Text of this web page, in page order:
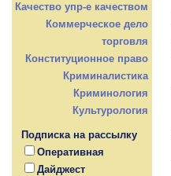
Качество упр-е качеством
Коммерческое дело
торговля
Конституционное право
Криминалистика
Криминология
Культурология
Подписка на рассылку
Оперативная
Дайджест